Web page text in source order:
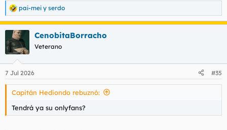
R
e
a
c
i
e
s
pai-mei y serdo
CenobitaBorracho
Veterano
7 Jul 2026 #35
Capitán Hediondo rebuznó:
Tendrá ya su onlyfans?